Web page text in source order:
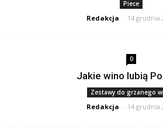
Piece
Redakcja - 14 grudnia
0
Jakie wino lubią
Zestawy do grzanego
Redakcja - 14 grudnia